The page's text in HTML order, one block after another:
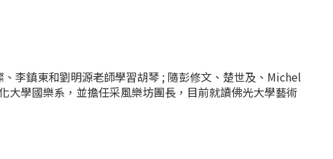
李鎮東和劉明源老師學習胡琴 ; 隨彭修文、楚世及、Michel
學國樂系，並擔任采風樂坊團長，目前就讀佛光大學藝術